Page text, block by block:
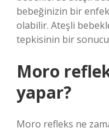
bebeğinizin bir
olabilir. Ateşli
tepkisinin bir
Moro
yapar?
Moro refleks ne